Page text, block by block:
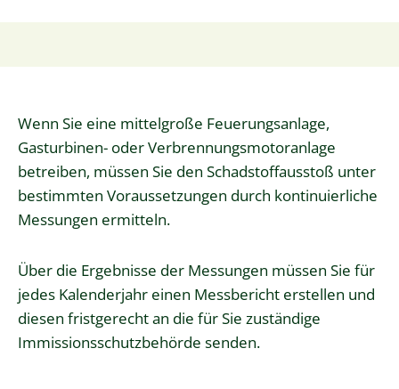
Wenn Sie eine mittelgroße Feuerungsanlage,
Gasturbinen- oder Verbrennungsmotoranlage
betreiben, müssen Sie den Schadstoffausstoß unter
bestimmten Voraussetzungen durch kontinuierliche
Messungen ermitteln.
Über die Ergebnisse der Messungen müssen Sie für
jedes Kalenderjahr einen Messbericht erstellen und
diesen fristgerecht an die für Sie zuständige
Immissionsschutzbehörde senden.